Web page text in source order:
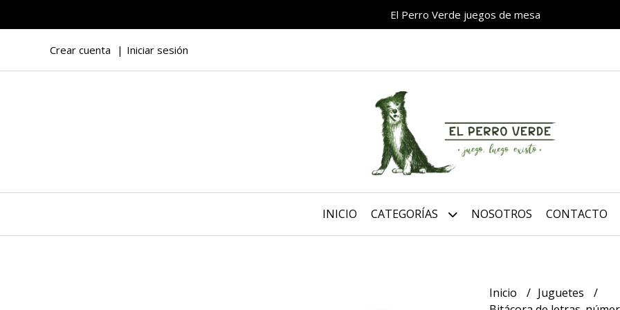
El Perro Verde juegos de mesa
Crear cuenta Iniciar sesión
INICIO CATEGORÍAS NOSOTROS CONTACTO
Inicio
Juguetes